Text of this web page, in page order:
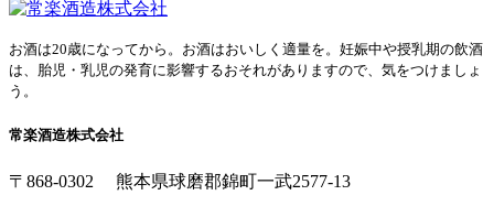
お酒は20歳になってから。お酒はおいしく適量を。妊娠中や授乳期の飲酒
は、胎児・乳児の発育に影響するおそれがありますので、気をつけましょ
う。
常楽酒造株式会社
〒868-0302 熊本県球磨郡錦町一武2577-13